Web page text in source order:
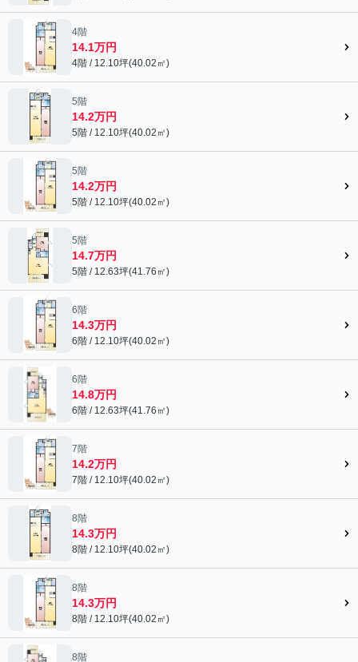
4階
14.1万円
4階 / 12.10坪(40.02㎡)
5階
14.2万円
5階 / 12.10坪(40.02㎡)
5階
14.2万円
5階 / 12.10坪(40.02㎡)
5階
14.7万円
5階 / 12.63坪(41.76㎡)
6階
14.3万円
6階 / 12.10坪(40.02㎡)
6階
14.8万円
6階 / 12.63坪(41.76㎡)
7階
14.2万円
7階 / 12.10坪(40.02㎡)
8階
14.3万円
8階 / 12.10坪(40.02㎡)
8階
14.3万円
8階 / 12.10坪(40.02㎡)
8階